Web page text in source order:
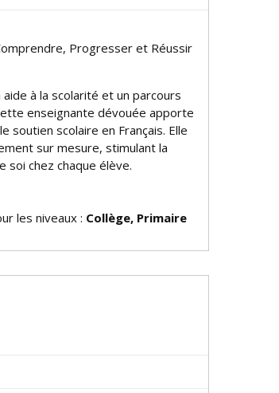
Progresser et Réussir
à la scolarité et un parcours
enseignante dévouée apporte
soutien scolaire en Français. Elle
sur mesure, stimulant la
soi chez chaque élève.
les niveaux : Collège, Primaire